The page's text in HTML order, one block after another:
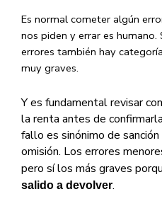
Es normal cometer algún
nos piden y errar es
errores también hay
muy graves.
Y es fundamental revisar
la renta antes de
fallo es sinónimo de
omisión. Los errores
pero sí los más graves
salido a devolver.